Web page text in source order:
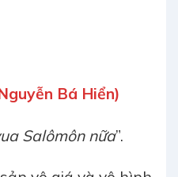
Bá Hiển)
Salômôn nữa”.